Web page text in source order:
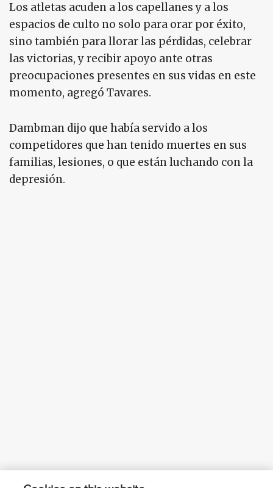
Los atletas acuden a los capellanes y a los
espacios de culto no solo para orar por éxito,
sino también para llorar las pérdidas, celebrar
las victorias, y recibir apoyo ante otras
preocupaciones presentes en sus vidas en este
momento, agregó Tavares.
Dambman dijo que había servido a los
competidores que han tenido muertes en sus
familias, lesiones, o que están luchando con la
depresión.